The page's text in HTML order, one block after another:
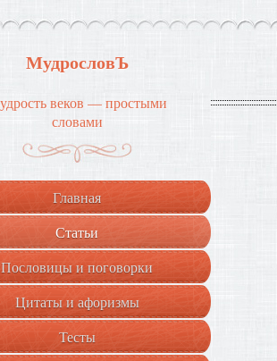
МудрословЪ
веков — простыми
словами
Главная
Статьи
Пословицы и поговорки
Цитаты и афоризмы
Тесты